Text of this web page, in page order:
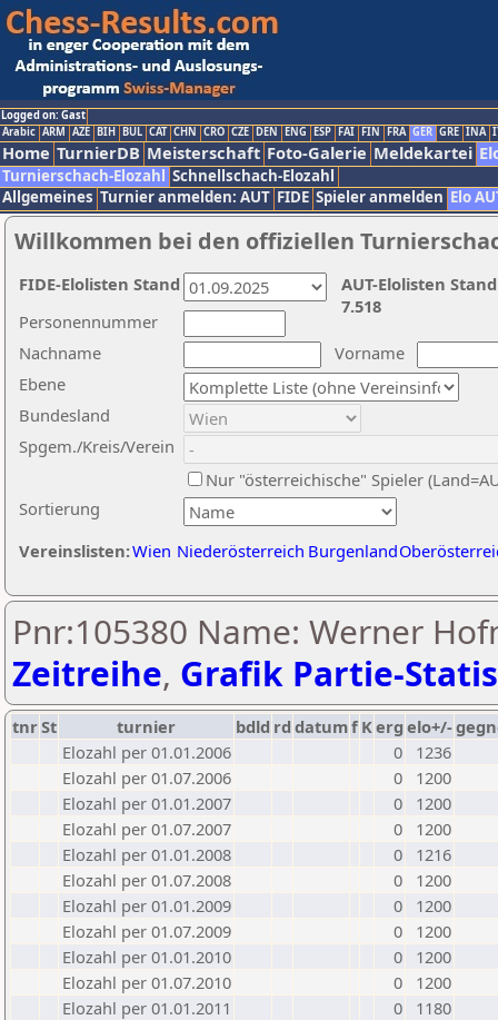
Logged on: Gast
Arabic ARM AZE BIH BUL CAT CHN CRO CZE DEN ENG ESP FAI FIN FRA GER GRE INA
Home TurnierDB Meisterschaft Foto-Galerie Meldekartei
Turnierschach-Elozahl Schnellschach-Elozahl
Allgemeines Turnier anmelden: AUT FIDE Spieler anmelden Elo
Willkommen bei den offiziellen
Nachname
Vorname
Ebene
Sortierung
Personennummer
Bundesland
Spgem./Kreis/Verein
Nur "österreichische" Spieler
Vereinslisten:Wien Niederösterreich Burgenland
AUT-Elolisten
7.518
FIDE-Elolisten Stand
Pnr:105380 Name: Werner
Zeitreihe, Grafik Partie-
tnrSt turnier bdld rd datumf Kerg elo+/-
Elozahl per 01.01.2006
0
1236
Elozahl per 01.07.2006
0
1200
Elozahl per 01.01.2007
0
1200
Elozahl per 01.07.2007
0
1200
Elozahl per 01.01.2008
0
1216
Elozahl per 01.07.2008
0
1200
Elozahl per 01.01.2009
0
1200
Elozahl per 01.07.2009
0
1200
Elozahl per 01.01.2010
0
1200
Elozahl per 01.07.2010
0
1200
Elozahl per 01.01.2011
0
1180